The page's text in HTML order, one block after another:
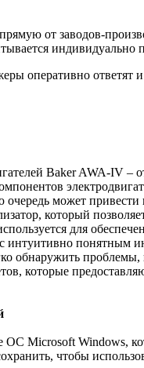
от заводов-
индивидуально
оперативно ответят и
Baker AWA-IV
очередь может
который
для
интуитивно понятным
обнаружить
которые
ОС Microsoft Windows,
чтобы